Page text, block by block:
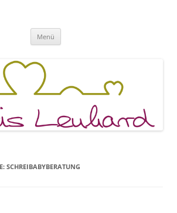
Menü
SCHREIBABYBERATUNG